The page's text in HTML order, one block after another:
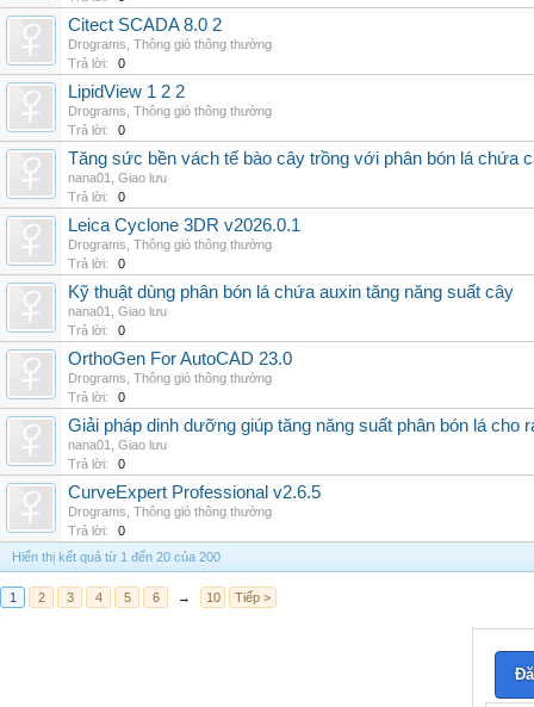
Citect SCADA 8.0 2
Drograms Thông gió thông thường
Trả lời:
0
LipidView 1 2 2
Drograms Thông gió thông thường
Trả lời:
0
Tăng sức bền vách tế bào cây trồng với phân bón lá chứa
nana01
Giao lưu
Trả lời:
0
Leica Cyclone 3DR v2026.0.1
Drograms Thông gió thông thường
Trả lời:
0
Kỹ thuật dùng phân bón lá chứa auxin tăng năng suất cây
nana01
Giao lưu
Trả lời:
0
OrthoGen For AutoCAD 23.0
Drograms Thông gió thông thường
Trả lời:
0
Giải pháp dinh dưỡng giúp tăng năng suất phân bón lá cho
nana01
Giao lưu
Trả lời:
0
CurveExpert Professional v2.6.5
Drograms Thông gió thông thường
Trả lời:
0
Hiển thị kết quả từ 1 đến 20 của 200
1 2 3 4 5 6 → 10 Tiếp >